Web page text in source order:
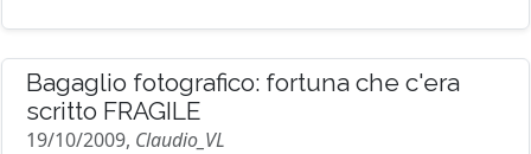
Bagaglio fotografico: fortuna che c'era
scritto FRAGILE
19/10/2009, Claudio_VL